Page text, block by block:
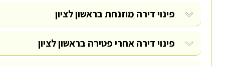
פינוי דירה מוזנחת בראשון לציון
פינוי דירה אחרי פטירה בראשון לציון